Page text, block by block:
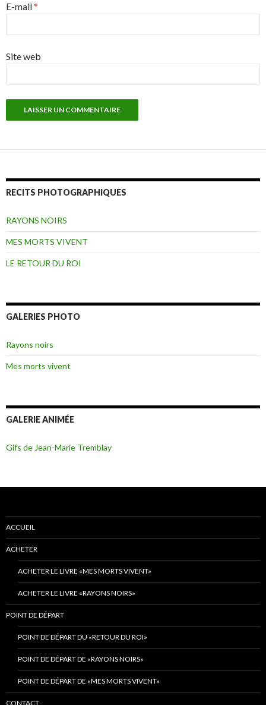
E-mail*
Site web
RECITS PHOTOGRAPHIQUES
RAYONS NOIRS
MES MORTS VIVENT
LE RETOUR DU ROI
GALERIES PHOTO
Rayons noirs
Mes morts vivent
GALERIE ANIMÉE
Gifs de Jean-Marie Tremblay
ACCUEIL
ACHETER
ACHETER LE LIVRE «MES MORTS VIVENT»
ACHETER LE LIVRE «RAYONS NOIRS»
POINT DE DÉPART
POINT DE DÉPART DU «RETOUR DU ROI»
POINT DE DÉPART DE «RAYONS NOIRS»
POINT DE DÉPART DE «MES MORTS VIVENT»
CONTACT